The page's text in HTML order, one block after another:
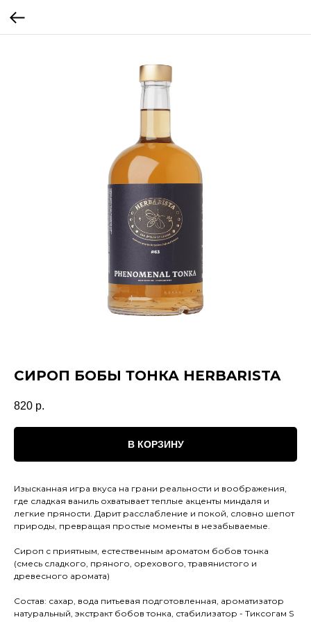
СИРОП БОБЫ ТОНКА HERBARISTA
820 р.
В КОРЗИНУ
Изысканная игра вкуса на грани реальности и воображения,
где сладкая ваниль охватывает теплые акценты миндаля и
легкие пряности. Дарит расслабление и покой, словно шепот
природы, превращая простые моменты в незабываемые.
Сироп с приятным, естественным ароматом бобов тонка
(смесь сладкого, пряного, орехового, травянистого и
древесного аромата)
Состав: сахар, вода питьевая подготовленная, ароматизатор
натуральный, экстракт бобов тонка, стабилизатор - Тиксогам S